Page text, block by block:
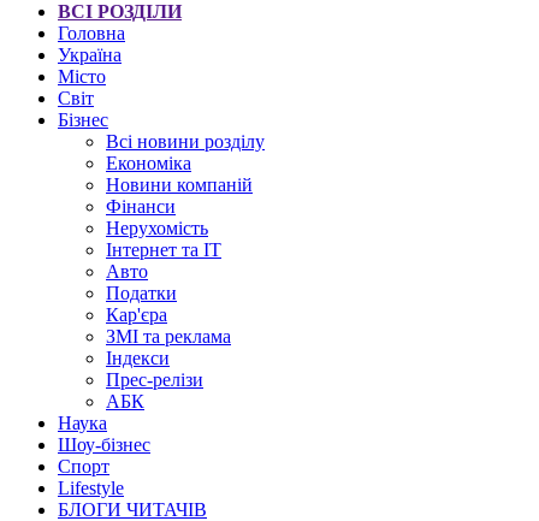
ВСІ РОЗДІЛИ
Головна
Україна
Місто
Світ
Бізнес
Всі новини розділу
Економіка
Новини компаній
Фінанси
Нерухомість
Інтернет та IT
Авто
Податки
Кар'єра
ЗМІ та реклама
Індекси
Прес-релізи
АБК
Наука
Шоу-бізнес
Спорт
Lifestyle
БЛОГИ ЧИТАЧІВ